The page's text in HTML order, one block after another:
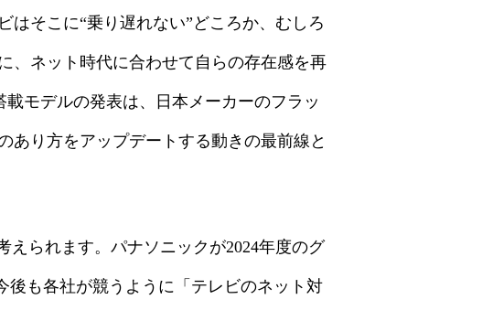
そこに“乗り遅れない”どころか、むしろ
、ネット時代に合わせて自らの存在感を再
モデルの発表は、日本メーカーのフラッ
あり方をアップデートする動きの最前線と
えられます。パナソニックが2024年度のグ
後も各社が競うように「テレビのネット対